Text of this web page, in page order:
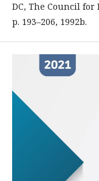
DC, The Council for
p. 193–206, 1992b.